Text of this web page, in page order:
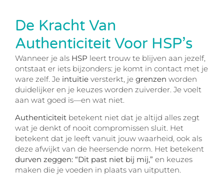
De Kracht Van
Authenticiteit Voor HSP’s
Wanneer je als HSP leert trouw te blijven aan jezelf,
ontstaat er iets bijzonders: je komt in contact met je
ware zelf. Je intuïtie versterkt, je grenzen worden
duidelijker en je keuzes worden zuiverder. Je voelt
aan wat goed is—en wat niet.
Authenticiteit betekent niet dat je altijd alles zegt
wat je denkt of nooit compromissen sluit. Het
betekent dat je leeft vanuit jouw waarheid, ook als
deze afwijkt van de heersende norm. Het betekent
durven zeggen: “Dit past niet bij mij,” en keuzes
maken die je voeden in plaats van uitputten.